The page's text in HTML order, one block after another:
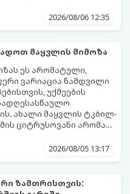
ან ტახინის (სესამის)
გამოიყენება
იდეალურად შეინარჩუნოს
20 წუთი (დამატებით
დრო: 12-24 საათი)
წუთი ულუფა: 20–24 ცალი
2026/08/06 12:35
მაყვლის მიმოზა
ეს არომატული,
ვარიაცია ნამდვილი
უქმეების
ახალი მაყვლის ტკბილ-
ციტრუსოვანი არომატი
და მაგრილებელ
მინიმალური2026/08/05 13:17
ზამთრისთვის: